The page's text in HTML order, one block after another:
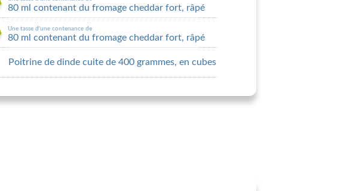
80 ml contenant du fromage cheddar fort, râpé
Une tasse d'une contenance de
80 ml contenant du fromage cheddar fort, râpé
Poitrine de dinde cuite de 400 grammes, en cubes